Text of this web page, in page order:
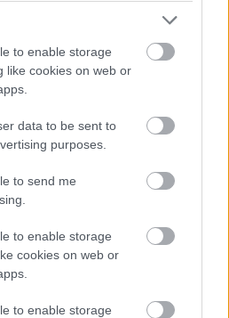
to enable storage
like cookies on web or
data to be sent to
purposes.
to send me
to enable storage
cookies on web or
to enable storage
a célegyenes végén, de annyira
nem lehetett befejezni az
után: